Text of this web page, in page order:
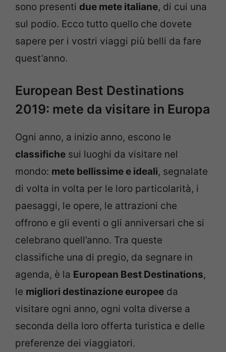
sono presenti due mete italiane, di cui una
sul podio. Ecco tutto quello che dovete
sapere per i vostri viaggi più belli da fare
quest’anno.
European Best Destinations
2019: mete da visitare in Europa
Ogni anno, a inizio anno, escono le
classifiche sui luoghi da visitare nel
mondo: mete bellissime e ideali, segnalate
di volta in volta per le loro particolarità, i
paesaggi, le opere, le attrazioni che
offrono e gli eventi o gli anniversari che si
celebrano quell’anno. Tra queste
classifiche una di pregio, da segnare in
agenda, è la European Best Destinations,
le migliori destinazione europee da
visitare ogni anno, ogni volta diverse a
seconda della loro offerta turistica e delle
preferenze dei viaggiatori.